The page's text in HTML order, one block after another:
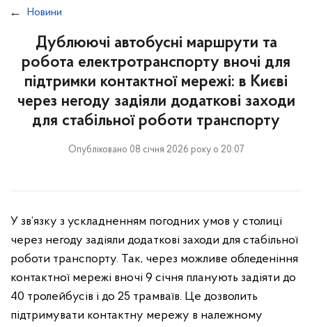
Новини
Дублюючі автобусні маршрути та
робота електротранспорту вночі для
підтримки контактної мережі: в Києві
через негоду задіяли додаткові заходи
для стабільної роботи транспорту
Опубліковано 08 січня 2026 року о 20:07
У зв’язку з ускладненням погодних умов у столиці
через негоду задіяли додаткові заходи для стабільної
роботи транспорту. Так, через можливе обледеніння
контактної мережі вночі 9 січня планують задіяти до
40 тролейбусів і до 25 трамваїв. Це дозволить
підтримувати контактну мережу в належному